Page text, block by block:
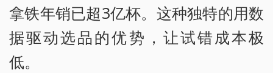
拿铁年销已超3亿杯。这种独特的用数
据驱动选品的优势，让试错成本极
低。